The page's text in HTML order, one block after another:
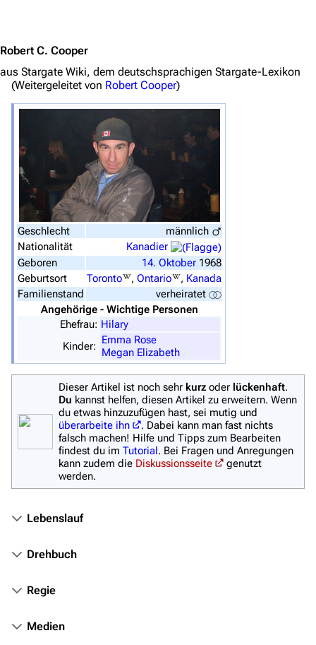
3638 2133 346.354
Navigation
Hauptseite
Von A bis Z
Zufälliger Artikel
Spezialseiten
Datei hochladen
Filme und Serien
Überblick
Stargate SG-1
Stargate Atlantis
Stargate Infinity
Robert C. Cooper
aus Stargate Wiki, dem deutschsprachigen Stargate-Lexikon
(Weitergeleitet von Robert Cooper)
Geschlecht
männlich
Nationalität
Kanadier
Geboren
14. Oktober 1968
Geburtsort
Toronto , Ontario , Kanada
Familienstand
verheiratet
Angehörige - Wichtige Personen
Ehefrau: Hilary
Kinder: Emma Rose
Megan Elizabeth
Dieser Artikel ist noch sehr kurz oder lückenhaft.
Du kannst helfen, diesen Artikel zu erweitern. Wenn
du etwas hinzuzufügen hast, sei mutig und
überarbeite ihn
. Dabei kann man fast nichts
falsch machen! Hilfe und Tipps zum Bearbeiten
findest du im Tutorial. Bei Fragen und Anregungen
kann zudem die Diskussionsseite
genutzt
werden.
Lebenslauf
Drehbuch
Regie
Medien